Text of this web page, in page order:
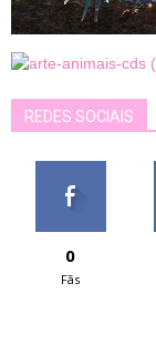
REDES SOCIAIS
0
Fãs